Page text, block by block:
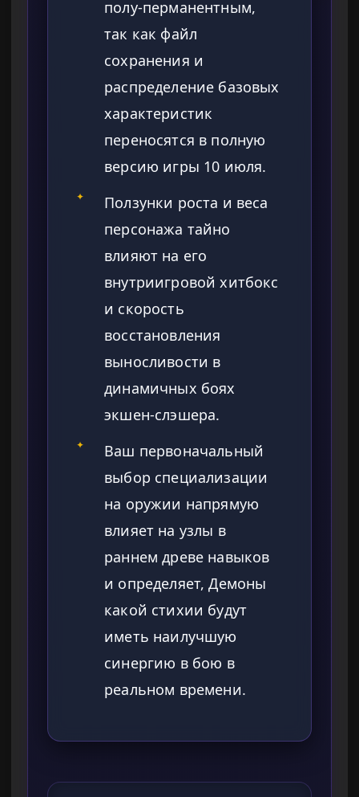
полу-перманентным,
так как файл
сохранения и
распределение базовых
характеристик
переносятся в полную
версию игры 10 июля.
✦
Ползунки роста и веса
персонажа тайно
влияют на его
внутриигровой хитбокс
и скорость
восстановления
выносливости в
динамичных боях
экшен-слэшера.
✦
Ваш первоначальный
выбор специализации
на оружии напрямую
влияет на узлы в
раннем древе навыков
и определяет, Демоны
какой стихии будут
иметь наилучшую
синергию в бою в
реальном времени.